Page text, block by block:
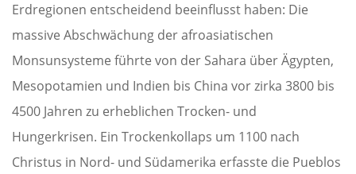
Erdregionen entscheidend beeinflusst haben: Die
massive Abschwächung der afroasiatischen
Monsunsysteme führte von der Sahara über Ägypten,
Mesopotamien und Indien bis China vor zirka 3800 bis
4500 Jahren zu erheblichen Trocken- und
Hungerkrisen. Ein Trockenkollaps um 1100 nach
Christus in Nord- und Südamerika erfasste die Pueblos